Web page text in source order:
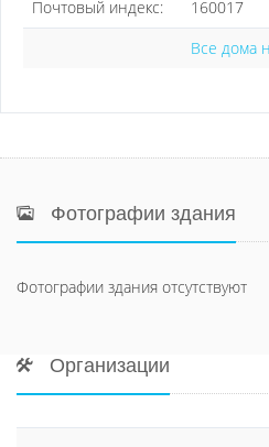
Почтовый индекс:
160017
Все дома
Фотографии здания
Фотографии здания отсутствуют
Организации